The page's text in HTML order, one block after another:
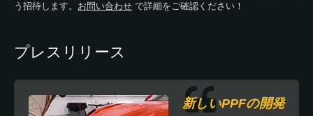
う招待します。 お問い合わせ で詳細をご確認ください！
プレスリリース
新しいPPFの開発